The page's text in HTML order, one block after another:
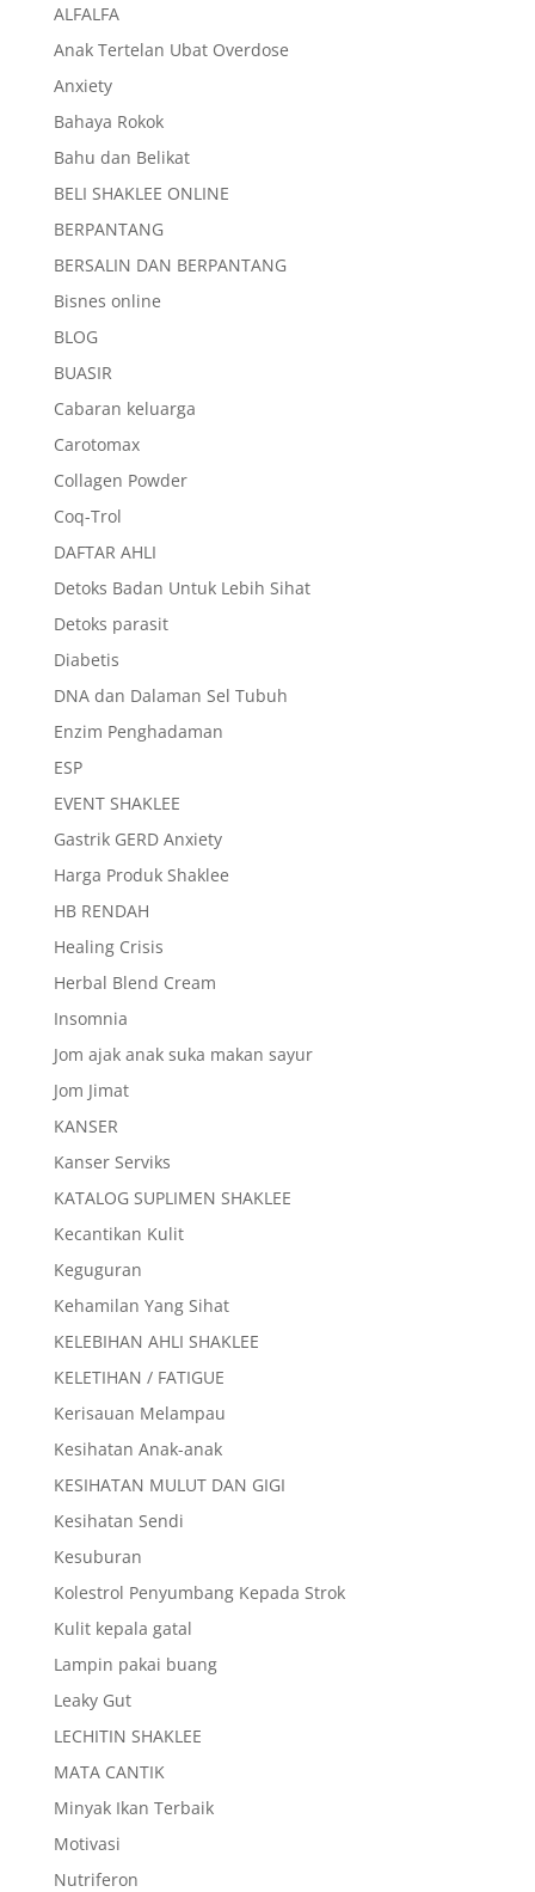
ALFALFA
Anak Tertelan Ubat Overdose
Anxiety
Bahaya Rokok
Bahu dan Belikat
BELI SHAKLEE ONLINE
BERPANTANG
BERSALIN DAN BERPANTANG
Bisnes online
BLOG
BUASIR
Cabaran keluarga
Carotomax
Collagen Powder
Coq-Trol
DAFTAR AHLI
Detoks Badan Untuk Lebih Sihat
Detoks parasit
Diabetis
DNA dan Dalaman Sel Tubuh
Enzim Penghadaman
ESP
EVENT SHAKLEE
Gastrik GERD Anxiety
Harga Produk Shaklee
HB RENDAH
Healing Crisis
Herbal Blend Cream
Insomnia
Jom ajak anak suka makan sayur
Jom Jimat
KANSER
Kanser Serviks
KATALOG SUPLIMEN SHAKLEE
Kecantikan Kulit
Keguguran
Kehamilan Yang Sihat
KELEBIHAN AHLI SHAKLEE
KELETIHAN / FATIGUE
Kerisauan Melampau
Kesihatan Anak-anak
KESIHATAN MULUT DAN GIGI
Kesihatan Sendi
Kesuburan
Kolestrol Penyumbang Kepada Strok
Kulit kepala gatal
Lampin pakai buang
Leaky Gut
LECHITIN SHAKLEE
MATA CANTIK
Minyak Ikan Terbaik
Motivasi
Nutriferon